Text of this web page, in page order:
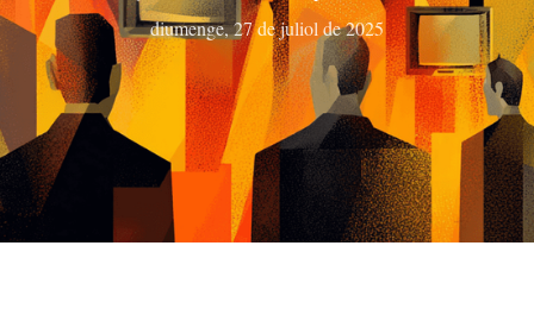
diumenge, 27 de juliol de 2025